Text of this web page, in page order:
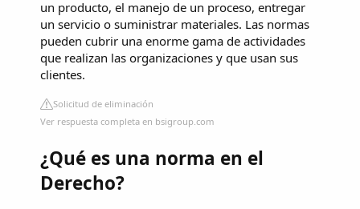
un producto, el manejo de un proceso, entregar
un servicio o suministrar materiales. Las normas
pueden cubrir una enorme gama de actividades
que realizan las organizaciones y que usan sus
clientes.
Solicitud de eliminación
Ver respuesta completa en bsigroup.com
¿Qué es una norma en el
Derecho?